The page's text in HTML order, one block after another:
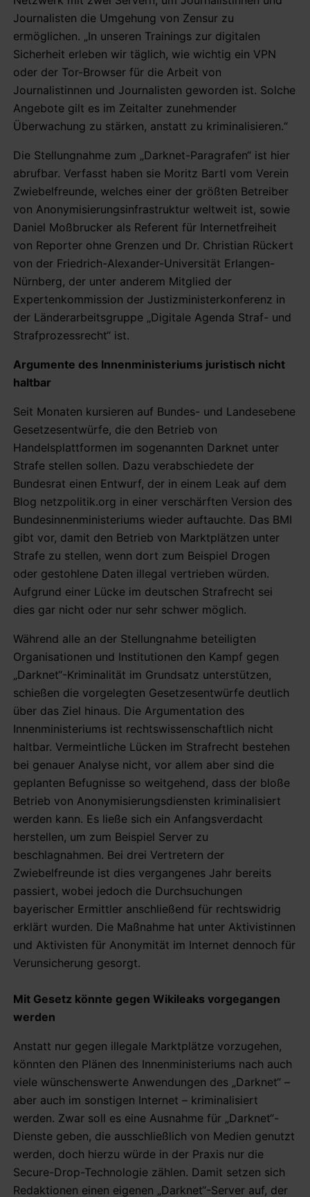
Journalisten die Umgehung von Zensur zu
ermöglichen. „In unseren Trainings zur digitalen
Sicherheit erleben wir täglich, wie wichtig ein VPN
oder der Tor-Browser für die Arbeit von
Journalistinnen und Journalisten geworden ist. Solche
Angebote gilt es im Zeitalter zunehmender
Überwachung zu stärken, anstatt zu kriminalisieren.“
Die Stellungnahme zum „Darknet-Paragrafen“ ist hier
abrufbar. Verfasst haben sie Moritz Bartl vom Verein
Zwiebelfreunde, welches einer der größten Betreiber
von Anonymisierungsinfrastruktur weltweit ist, sowie
Daniel Moßbrucker als Referent für Internetfreiheit
von Reporter ohne Grenzen und Dr. Christian Rückert
von der Friedrich-Alexander-Universität Erlangen-
Nürnberg, der unter anderem Mitglied der
Expertenkommission der Justizministerkonferenz in
der Länderarbeitsgruppe „Digitale Agenda Straf- und
Strafprozessrecht“ ist.
Argumente des Innenministeriums juristisch nicht
haltbar
Seit Monaten kursieren auf Bundes- und Landesebene
Gesetzesentwürfe, die den Betrieb von
Handelsplattformen im sogenannten Darknet unter
Strafe stellen sollen. Dazu verabschiedete der
Bundesrat einen Entwurf, der in einem Leak auf dem
Blog netzpolitik.org in einer verschärften Version des
Bundesinnenministeriums wieder auftauchte. Das BMI
gibt vor, damit den Betrieb von Marktplätzen unter
Strafe zu stellen, wenn dort zum Beispiel Drogen
oder gestohlene Daten illegal vertrieben würden.
Aufgrund einer Lücke im deutschen Strafrecht sei
dies gar nicht oder nur sehr schwer möglich.
Während alle an der Stellungnahme beteiligten
Organisationen und Institutionen den Kampf gegen
„Darknet“-Kriminalität im Grundsatz unterstützen,
schießen die vorgelegten Gesetzesentwürfe deutlich
über das Ziel hinaus. Die Argumentation des
Innenministeriums ist rechtswissenschaftlich nicht
haltbar. Vermeintliche Lücken im Strafrecht bestehen
bei genauer Analyse nicht, vor allem aber sind die
geplanten Befugnisse so weitgehend, dass der bloße
Betrieb von Anonymisierungsdiensten kriminalisiert
werden kann. Es ließe sich ein Anfangsverdacht
herstellen, um zum Beispiel Server zu
beschlagnahmen. Bei drei Vertretern der
Zwiebelfreunde ist dies vergangenes Jahr bereits
passiert, wobei jedoch die Durchsuchungen
bayerischer Ermittler anschließend für rechtswidrig
erklärt wurden. Die Maßnahme hat unter Aktivistinnen
und Aktivisten für Anonymität im Internet dennoch für
Verunsicherung gesorgt.
Mit Gesetz könnte gegen Wikileaks vorgegangen
werden
Anstatt nur gegen illegale Marktplätze vorzugehen,
könnten den Plänen des Innenministeriums nach auch
viele wünschenswerte Anwendungen des „Darknet“ –
aber auch im sonstigen Internet – kriminalisiert
werden. Zwar soll es eine Ausnahme für „Darknet“-
Dienste geben, die ausschließlich von Medien genutzt
werden, doch hierzu würde in der Praxis nur die
Secure-Drop-Technologie zählen. Damit setzen sich
Redaktionen einen eigenen „Darknet“-Server auf, der